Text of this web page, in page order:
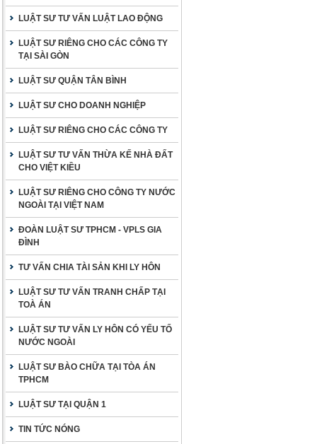
LUẬT SƯ TƯ VẤN LUẬT LAO ĐỘNG
LUẬT SƯ RIÊNG CHO CÁC CÔNG TY
TẠI SÀI GÒN
LUẬT SƯ QUẬN TÂN BÌNH
LUẬT SƯ CHO DOANH NGHIỆP
LUẬT SƯ RIÊNG CHO CÁC CÔNG TY
LUẬT SƯ TƯ VẤN THỪA KẾ NHÀ ĐẤT
CHO VIỆT KIỀU
LUẬT SƯ RIÊNG CHO CÔNG TY NƯỚC
NGOÀI TẠI VIỆT NAM
ĐOÀN LUẬT SƯ TPHCM - VPLS GIA
ĐÌNH
TƯ VẤN CHIA TÀI SẢN KHI LY HÔN
LUẬT SƯ TƯ VẤN TRANH CHẤP TẠI
TOÀ ÁN
LUẬT SƯ TƯ VẤN LY HÔN CÓ YẾU TỐ
NƯỚC NGOÀI
LUẬT SƯ BÀO CHỮA TẠI TÒA ÁN
TPHCM
LUẬT SƯ TẠI QUẬN 1
TIN TỨC NÓNG